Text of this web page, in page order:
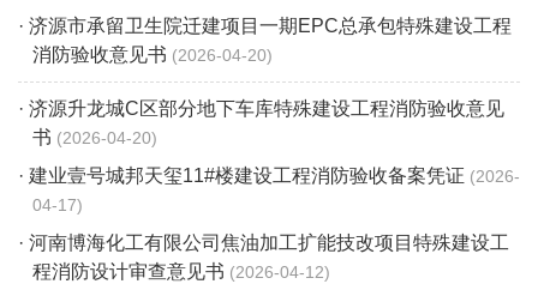
· 济源市承留卫生院迁建项目一期EPC总承包特殊建设工程
消防验收意见书
2026-04-20
· 济源升龙城C区部分地下车库特殊建设工程消防验收意见
书
2026-04-20
· 建业壹号城邦天玺11#楼建设工程消防验收备案凭证
2026-
04-17
· 河南博海化工有限公司焦油加工扩能技改项目特殊建设工
程消防设计审查意见书
2026-04-12